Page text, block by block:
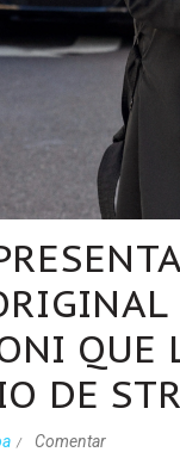
QUE
DE
Comentar